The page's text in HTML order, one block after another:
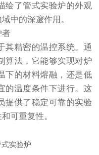
绘了管式实验炉的外观
中的深邃作用。
精密的温控系统。通
算法，它能够实现对炉
下的材料熔融，还是低
的温度条件下进行。这
提供了稳定可靠的实验
可重复性。